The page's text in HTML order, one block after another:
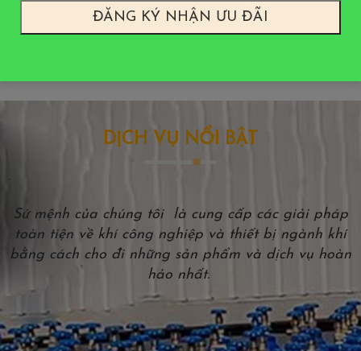
khách hàng may mắn nhất trong tháng
DỊCH VỤ NỔI BẬT
`
Sứ mệnh của chúng tôi là cung cấp các giải pháp
toàn tiện về khí công nghiệp và thiết bị ngành khí
bằng cách cho đi những sản phẩm và dịch vụ hoàn
hảo nhất.